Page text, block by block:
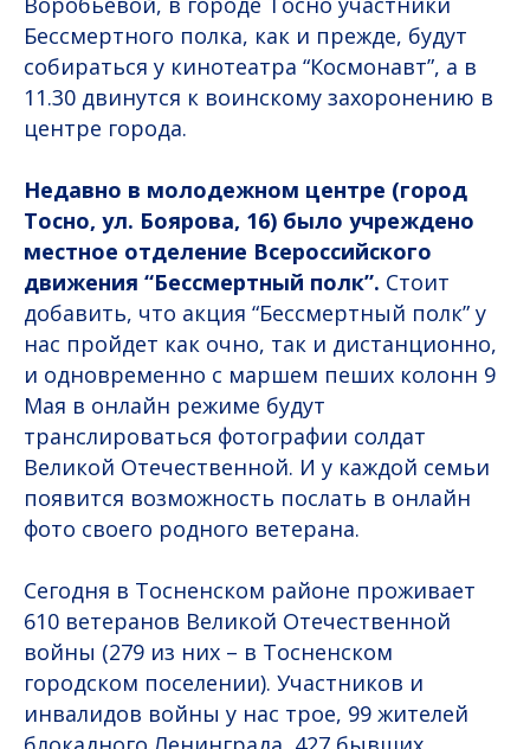
Бессмертного полка, как и прежде, будут
собираться у кинотеатра “Космонавт”, а в
11.30 двинутся к воинскому захоронению в
центре города.
Недавно в молодежном центре (город
Тосно, ул. Боярова, 16) было учреждено
местное отделение Всероссийского
движения “Бессмертный полк”. Стоит
добавить, что акция “Бессмертный полк” у
нас пройдет как очно, так и дистанционно,
и одновременно с маршем пеших колонн 9
Мая в онлайн режиме будут
транслироваться фотографии солдат
Великой Отечественной. И у каждой семьи
появится возможность послать в онлайн
фото своего родного ветерана.
Сегодня в Тосненском районе проживает
610 ветеранов Великой Отечественной
войны (279 из них – в Тосненском
городском поселении). Участников и
инвалидов войны у нас трое, 99 жителей